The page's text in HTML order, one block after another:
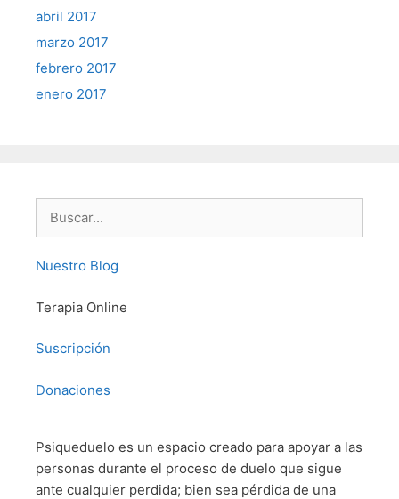
abril 2017
marzo 2017
febrero 2017
enero 2017
Nuestro Blog
Terapia Online
Suscripción
Donaciones
Psiqueduelo es un espacio creado para apoyar a las
personas durante el proceso de duelo que sigue
ante cualquier perdida; bien sea pérdida de una